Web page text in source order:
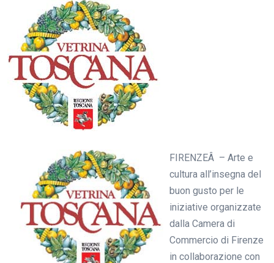
FIRENZEÂ – Arte e
cultura all’insegna del
buon gusto per le
iniziative organizzate
dalla Camera di
Commercio di Firenze
in collaborazione con